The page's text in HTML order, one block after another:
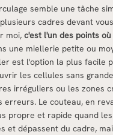
semble une tâche
cadres devant
moi, c'est l'un des points
une miellerie petite ou
est l'option la plus facile
les cellules sans
irréguliers ou les zones
erreurs. Le couteau, en
propre et rapide quand
et dépassent du cadre,